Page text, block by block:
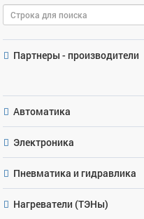
Партнеры - производители
Автоматика
Электроника
Пневматика и гидравлика
Нагреватели (ТЭНы)